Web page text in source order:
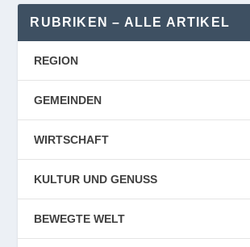
RUBRIKEN – ALLE ARTIKEL
REGION
GEMEINDEN
WIRTSCHAFT
KULTUR UND GENUSS
BEWEGTE WELT